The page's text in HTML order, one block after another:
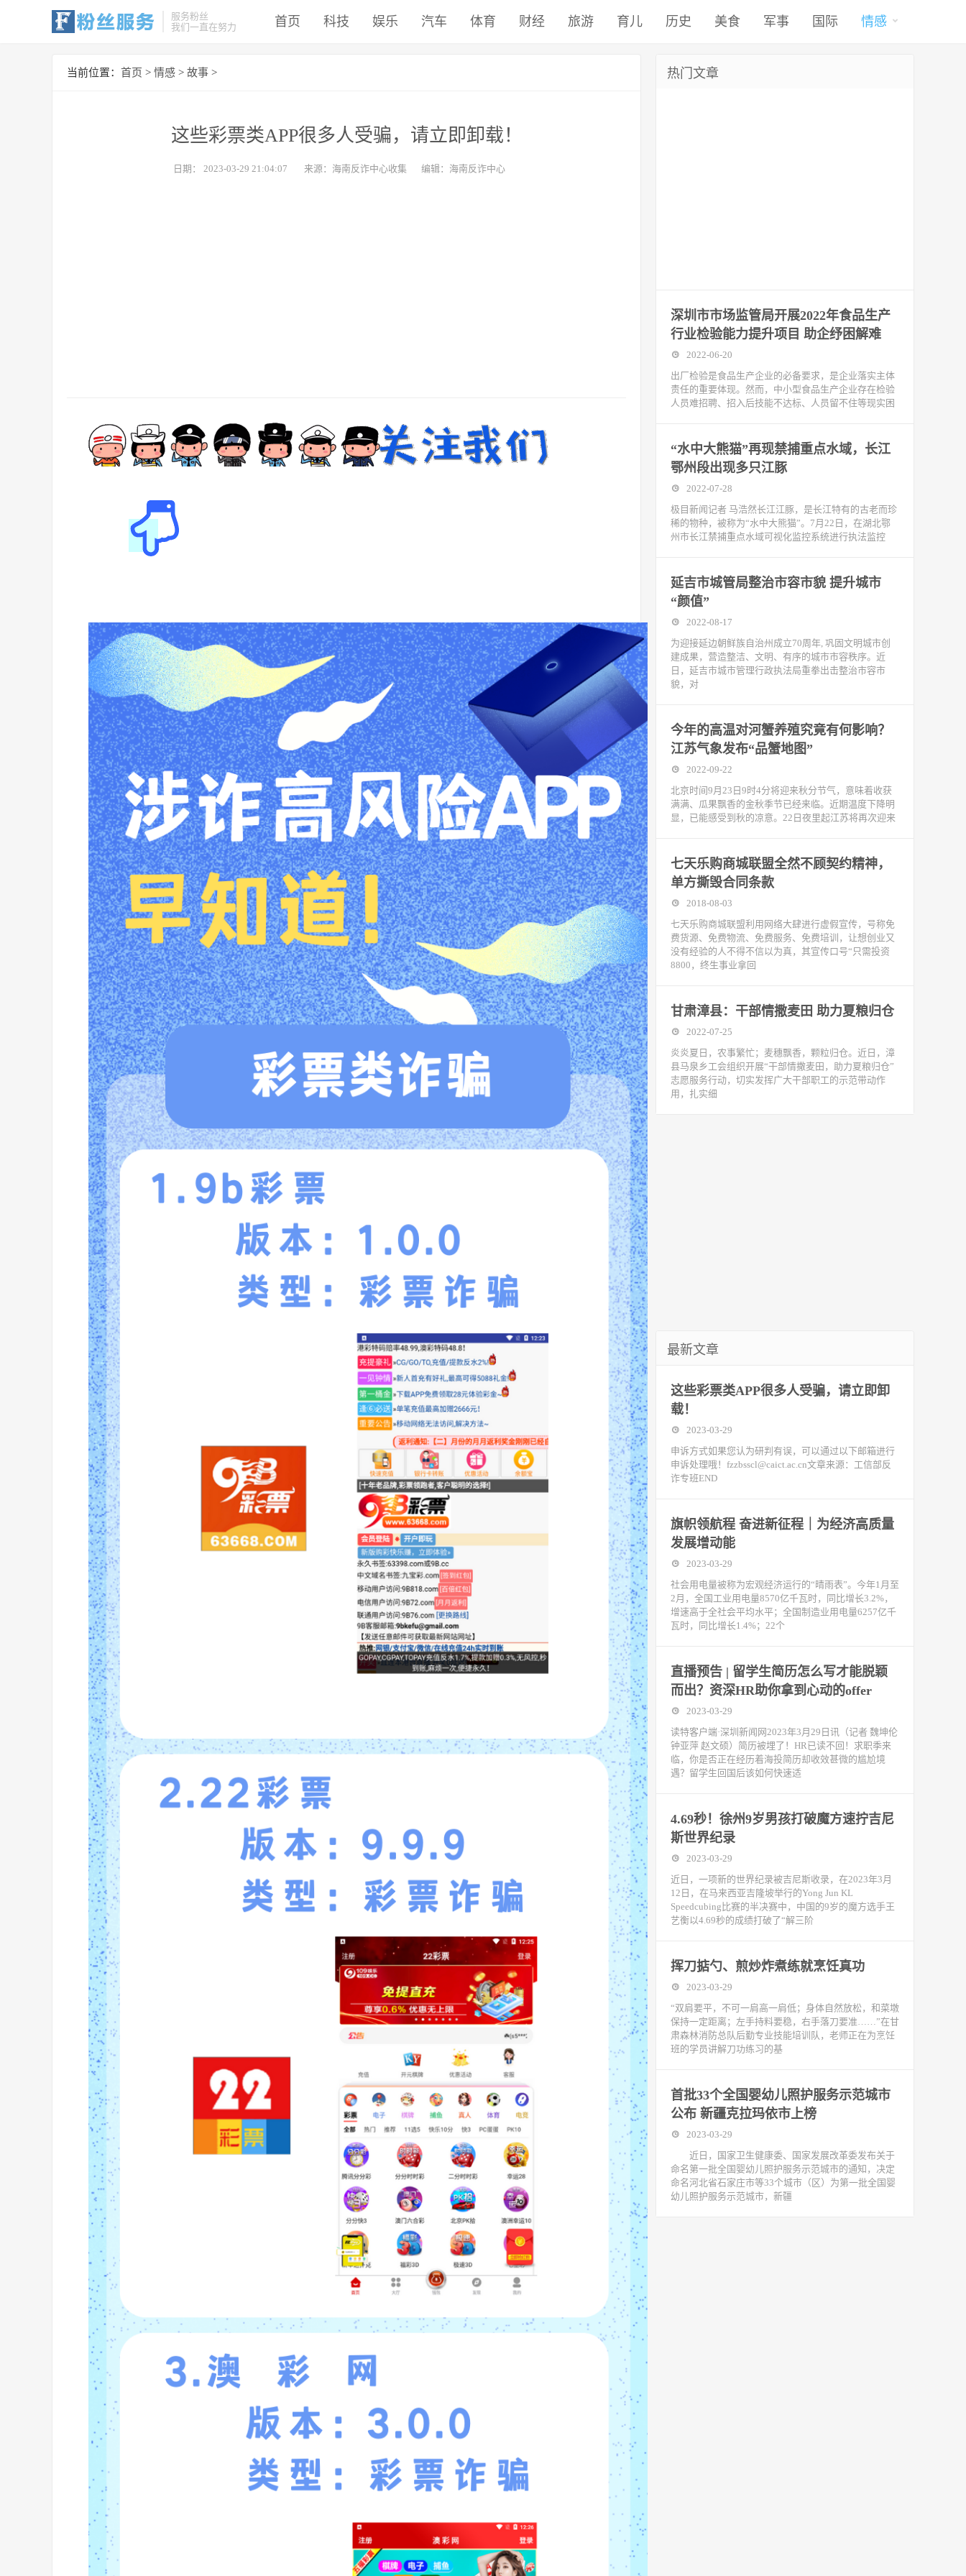
服务粉丝
我们一直在努力
首页 科技 娱乐 汽车 体育 财经 旅游 育儿 历史 美食 军事 国际 情感
当前位置： 首页 > 情感 > 故事 >
这些彩票类APP很多人受骗，请立即卸载！
日期： 2023-03-29 21:04:07 来源：海南反诈中心收集 编辑：海南反诈中心
热门文章
深圳市市场监管局开展2022年食品生产
行业检验能力提升项目 助企纾困解难
2022-06-20
出厂检验是食品生产企业的必备要求，是企业落实主体
责任的重要体现。然而，中小型食品生产企业存在检验
人员难招聘、招入后技能不达标、人员留不住等现实困
“水中大熊猫”再现禁捕重点水域，长江
鄂州段出现多只江豚
2022-07-28
极目新闻记者 马浩然长江江豚，是长江特有的古老而珍
稀的物种，被称为“水中大熊猫”。7月22日，在湖北鄂
州市长江禁捕重点水域可视化监控系统进行执法监控
延吉市城管局整治市容市貌 提升城市
“颜值”
2022-08-17
为迎接延边朝鲜族自治州成立70周年, 巩固文明城市创
建成果，营造整洁、文明、有序的城市市容秩序。近
日，延吉市城市管理行政执法局重拳出击整治市容市
貌，对
今年的高温对河蟹养殖究竟有何影响？
江苏气象发布“品蟹地图”
2022-09-22
北京时间9月23日9时4分将迎来秋分节气，意味着收获
满满、瓜果飘香的金秋季节已经来临。近期温度下降明
显，已能感受到秋的凉意。22日夜里起江苏将再次迎来
七天乐购商城联盟全然不顾契约精神，
单方撕毁合同条款
2018-08-03
七天乐购商城联盟利用网络大肆进行虚假宣传，号称免
费货源、免费物流、免费服务、免费培训，让想创业又
没有经验的人不得不信以为真，其宣传口号“只需投资
8800，终生事业拿回
甘肃漳县：干部情撒麦田 助力夏粮归仓
2022-07-25
炎炎夏日，农事繁忙；麦穗飘香，颗粒归仓。近日，漳
县马泉乡工会组织开展“干部情撒麦田，助力夏粮归仓”
志愿服务行动，切实发挥广大干部职工的示范带动作
用，扎实细
最新文章
这些彩票类APP很多人受骗，请立即卸
载！
2023-03-29
申诉方式如果您认为研判有误，可以通过以下邮箱进行
申诉处理哦！fzzbsscl@caict.ac.cn文章来源：工信部反
诈专班END
旗帜领航程 奋进新征程｜为经济高质量
发展增动能
2023-03-29
社会用电量被称为宏观经济运行的“晴雨表”。今年1月至
2月，全国工业用电量8570亿千瓦时，同比增长3.2%，
增速高于全社会平均水平；全国制造业用电量6257亿千
瓦时，同比增长1.4%；22个
直播预告 | 留学生简历怎么写才能脱颖
而出？资深HR助你拿到心动的offer
2023-03-29
读特客户端·深圳新闻网2023年3月29日讯（记者 魏坤伦
钟亚萍 赵文硕）简历被埋了！HR已读不回！求职季来
临，你是否正在经历着海投简历却收效甚微的尴尬境
遇？留学生回国后该如何快速适
4.69秒！徐州9岁男孩打破魔方速拧吉尼
斯世界纪录
2023-03-29
近日，一项新的世界纪录被吉尼斯收录，在2023年3月
12日，在马来西亚吉隆坡举行的Yong Jun KL
Speedcubing比赛的半决赛中，中国的9岁的魔方选手王
艺衡以4.69秒的成绩打破了“解三阶
挥刀掂勺、煎炒炸煮练就烹饪真功
2023-03-29
“双肩要平，不可一肩高一肩低；身体自然放松，和菜墩
保持一定距离；左手持料要稳，右手落刀要准……”在甘
肃森林消防总队后勤专业技能培训队，老师正在为烹饪
班的学员讲解刀功练习的基
首批33个全国婴幼儿照护服务示范城市
公布 新疆克拉玛依市上榜
2023-03-29
近日，国家卫生健康委、国家发展改革委发布关于
命名第一批全国婴幼儿照护服务示范城市的通知，决定
命名河北省石家庄市等33个城市（区）为第一批全国婴
幼儿照护服务示范城市，新疆